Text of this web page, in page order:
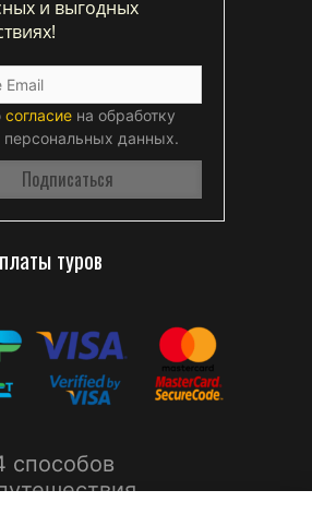
и выгодных
согласие на обработку
персональных данных.
туров
способов